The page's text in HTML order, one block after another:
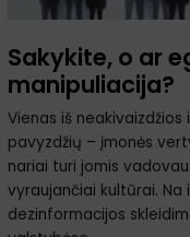
Sakykite, o ar
manipuliacija?
Vienas iš
pavyzdžių – įmonės
nariai turi jomis
vyraujančiai kultūrai. Na
dezinformacijos